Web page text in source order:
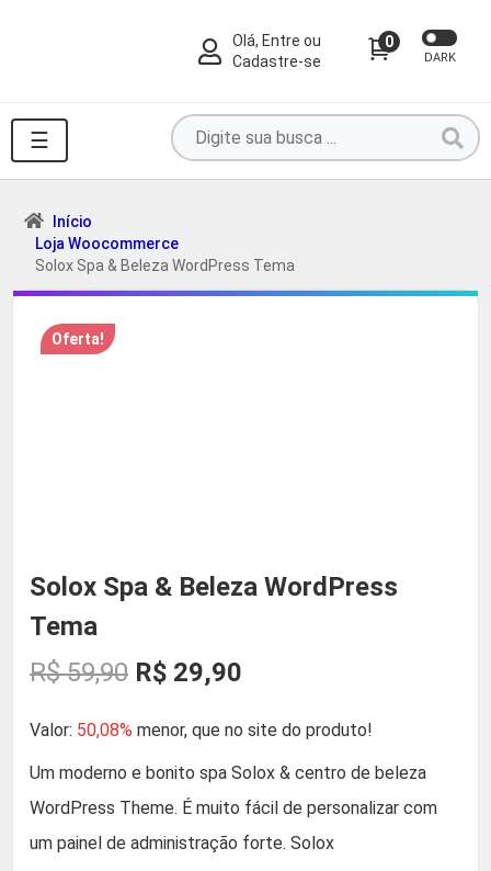
Olá, Entre ou
Cadastre-se
0
DARK
☰
Pesquise
por
produtos
...
Início
Loja Woocommerce
Solox Spa & Beleza WordPress Tema
Oferta!
Solox Spa & Beleza WordPress
Tema
R$59,90 O
p
r
e
R$ 29,90
p
r
e
Valor: 50,08% menor, que no site do produto!
Um moderno e bonito spa Solox & centro de beleza
WordPress Theme. É muito fácil de personalizar com
um painel de administração forte. Solox